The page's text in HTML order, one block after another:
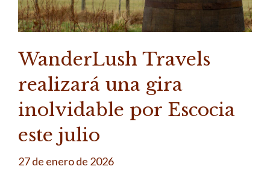
WanderLush Travels
realizará una gira
inolvidable por Escocia
este julio
27 de enero de 2026